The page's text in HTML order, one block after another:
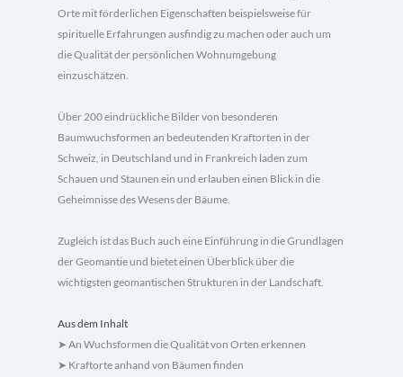
Orte mit förderlichen Eigenschaften beispielsweise für
spirituelle Erfahrungen ausfindig zu machen oder auch um
die Qualität der persönlichen Wohnumgebung
einzuschätzen.
Über 200 eindrückliche Bilder von besonderen
Baumwuchsformen an bedeutenden Kraftorten in der
Schweiz, in Deutschland und in Frankreich laden zum
Schauen und Staunen ein und erlauben einen Blick in die
Geheimnisse des Wesens der Bäume.
Zugleich ist das Buch auch eine Einführung in die Grundlagen
der Geomantie und bietet einen Überblick über die
wichtigsten geomantischen Strukturen in der Landschaft.
Aus dem Inhalt
➤ An Wuchsformen die Qualität von Orten erkennen
➤ Kraftorte anhand von Bäumen finden